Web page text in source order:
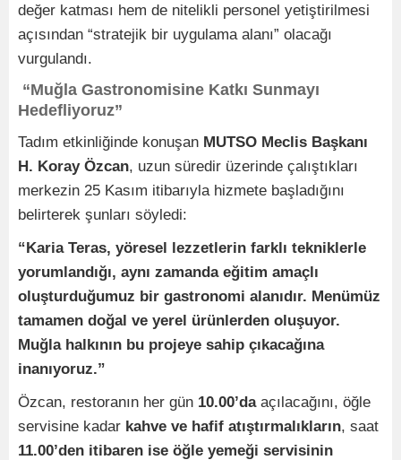
değer katması hem de nitelikli personel yetiştirilmesi
açısından “stratejik bir uygulama alanı” olacağı
vurgulandı.
“Muğla Gastronomisine Katkı Sunmayı
Hedefliyoruz”
Tadım etkinliğinde konuşan MUTSO Meclis Başkanı
H. Koray Özcan, uzun süredir üzerinde çalıştıkları
merkezin 25 Kasım itibarıyla hizmete başladığını
belirterek şunları söyledi:
“Karia Teras, yöresel lezzetlerin farklı tekniklerle
yorumlandığı, aynı zamanda eğitim amaçlı
oluşturduğumuz bir gastronomi alanıdır. Menümüz
tamamen doğal ve yerel ürünlerden oluşuyor.
Muğla halkının bu projeye sahip çıkacağına
inanıyoruz.”
Özcan, restoranın her gün 10.00’daaçılacağını, öğle
servisine kadar kahve ve hafif atıştırmalıkların, saat
11.00’den itibaren ise öğle yemeği servisinin